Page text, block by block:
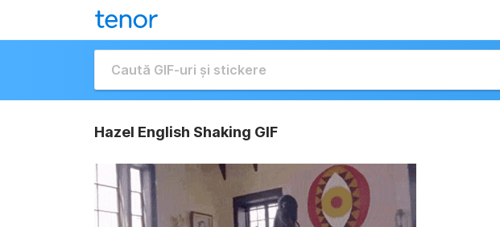
Hazel English Shaking GIF